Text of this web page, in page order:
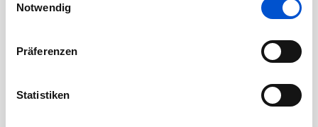
Notwendig
Präferenzen
Statistiken
Februar 2020
Dezember 2019
Oktober 2019